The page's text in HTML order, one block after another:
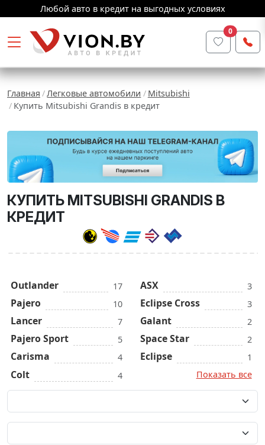
Любой авто в кредит на выгодных условиях
0
Главная Легковые автомобили
Mitsubishi
Купить Mitsubishi Grandis в кредит
КУПИТЬ MITSUBISHI GRANDIS В
КРЕДИТ
Outlander 17
Pajero 10
Lancer 7
Pajero Sport 5
Carisma 4
Colt 4
ASX 3
Eclipse Cross 3
Galant 2
Space Star 2
Eclipse
1
Показать все